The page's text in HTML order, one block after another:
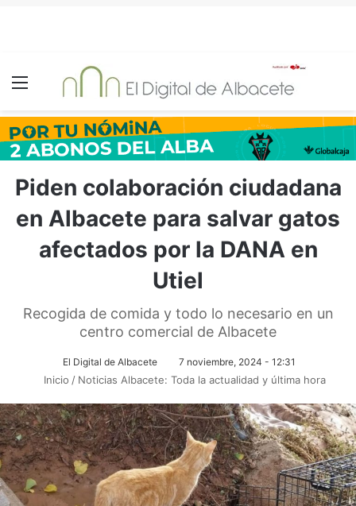
Menú
Piden colaboración ciudadana
en Albacete para salvar gatos
afectados por la DANA en
Utiel
Recogida de comida y todo lo necesario en un
centro comercial de Albacete
El Digital de Albacete 7 noviembre, 2024 - 12:31
Inicio / Noticias Albacete: Toda la actualidad y última hora